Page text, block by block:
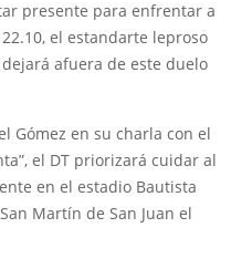
presente para enfrentar a
el estandarte leproso
afuera de este duelo
Gómez en su charla con el
el DT priorizará cuidar al
en el estadio Bautista
Martín de San Juan el